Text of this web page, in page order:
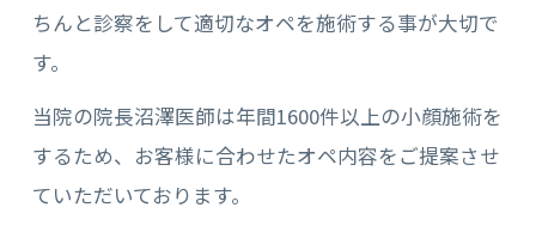
ちんと診察をして適切なオペを施術する事が大切で
す。
当院の院長沼澤医師は年間1600件以上の小顔施術を
するため、お客様に合わせたオペ内容をご提案させ
ていただいております。